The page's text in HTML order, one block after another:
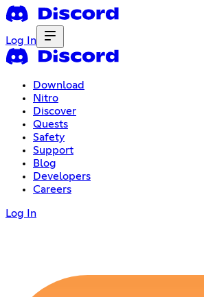
Log In
Download
Nitro
Discover
Quests
Safety
Support
Blog
Developers
Careers
Log In